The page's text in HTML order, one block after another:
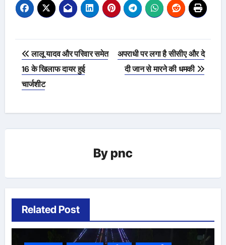
Post
navigation
लालू यादव और परिवार समेत
16 के खिलाफ दायर हुई
चार्जशीट
अपराधी पर लगा है सीसीए और दे
दी जान से मारने की धमकी
By pnc
Related Post